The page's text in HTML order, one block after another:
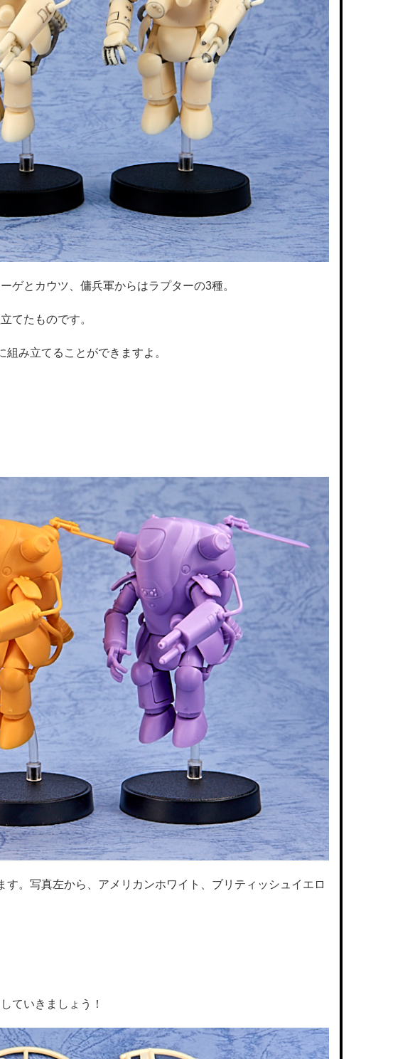
ゲとカウツ、傭兵軍からはラプターの3種。
てたものです。
み立てることができますよ。
。写真左から、アメリカンホワイト、ブリティッシュイエロ
ていきましょう！